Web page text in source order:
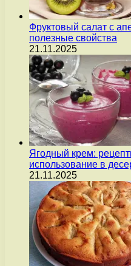
Фруктовый салат с
полезные свойства
21.11.2025
Ягодный крем:
использование в
21.11.2025